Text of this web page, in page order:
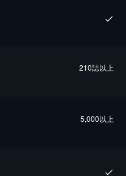
210誌以上
5,000以上